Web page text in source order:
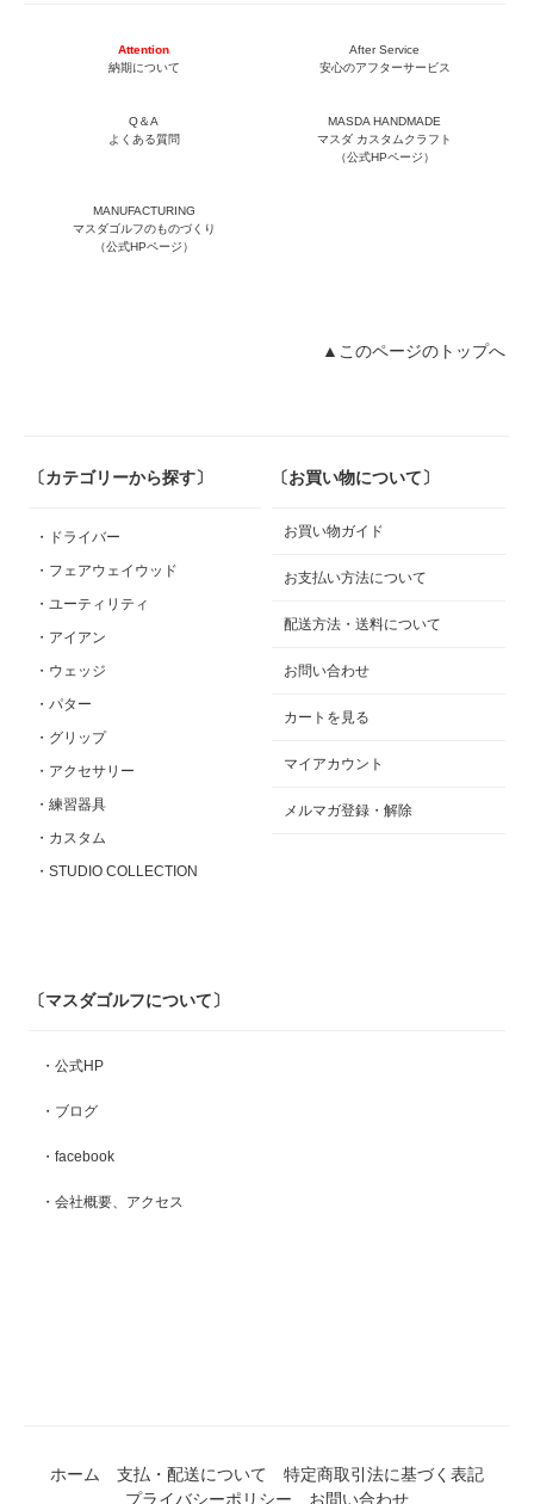
Attention
納期について
After Service
安心のアフターサービス
Q＆A
よくある質問
MASDA HANDMADE
マスダ カスタムクラフト
（公式HPページ）
MANUFACTURING
マスダゴルフのものづくり
（公式HPページ）
▲このページのトップへ
〔カテゴリーから探す〕
・ドライバー
・フェアウェイウッド
・ユーティリティ
・アイアン
・ウェッジ
・パター
・グリップ
・アクセサリー
・練習器具
・カスタム
・STUDIO COLLECTION
〔お買い物について〕
お買い物ガイド
お支払い方法について
配送方法・送料について
お問い合わせ
カートを見る
マイアカウント
メルマガ登録・解除
〔マスダゴルフについて〕
・公式HP
・ブログ
・facebook
・会社概要、アクセス
ホーム 支払・配送について
特定商取引法に基づく表記
プライバシーポリシー
お問い合わせ